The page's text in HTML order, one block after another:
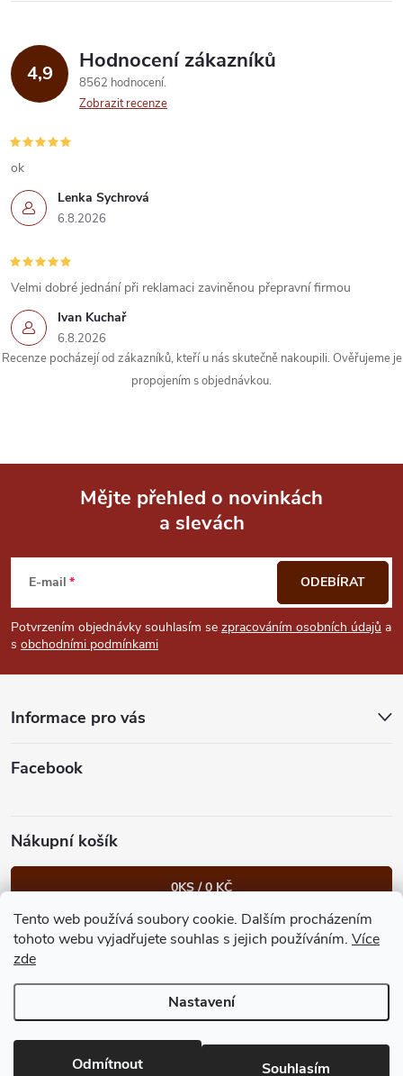
Tento web používá soubory cookie. Dalším procházením
tohoto webu vyjadřujete souhlas s jejich používáním. Více
zde
Nastavení
Odmítnout Souhlasím
4,9 Hodnocení zákazníků
8562 hodnocení
Zobrazit recenze
Lenka Sychrová
6.8.2026
ok
Ivan Kuchař
6.8.2026
Velmi dobré jednání při reklamaci zaviněnou přepravní firmou
Recenze pocházejí od zákazníků, kteří u nás skutečně nakoupili. Ověřujeme je
propojením s objednávkou.
p
a
Mějte přehled o novinkách
a slevách
E-mail
Potvrzením objednávky souhlasím se zpracováním osobních údajů a
s obchodními podmínkami
ODEBÍRAT
Informace pro vás
Facebook
Nákupní košík
0KS /0 KČ
Heureka.cz Facebook Instagram Bonvolo - přidej se taky
Vytvořil Shoptet Premium
GastroKlub.cz. Všechna práva vyhrazena.
nastavení cookies